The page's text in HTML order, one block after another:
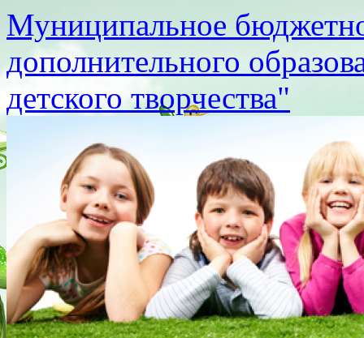
Муниципальное
дополнительного
детского творчества"